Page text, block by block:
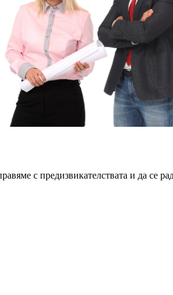
с предизвикателствата и да се